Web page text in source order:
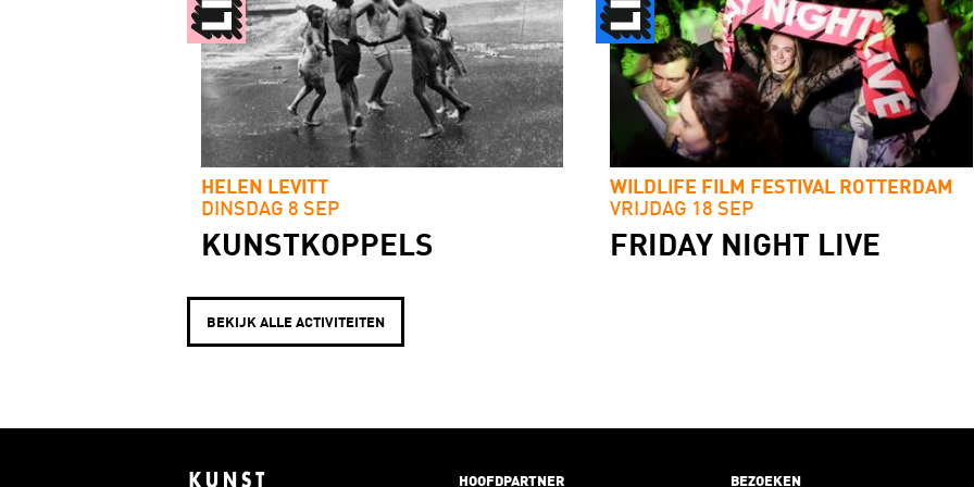
HELEN LEVITT
DINSDAG 8 SEP
KUNSTKOPPELS
WILDLIFE FILM FESTIVAL ROTTERDAM
VRIJDAG 18 SEP
FRIDAY NIGHT LIVE
BEKIJK ALLE ACTIVITEITEN
HOOFDPARTNER BEZOEKEN